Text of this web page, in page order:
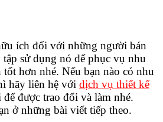
ích đối với những người bán
sử dụng nó để phục vụ nhu
tốt hơn nhé. Nếu bạn nào có nhu
hãy liên hệ với dịch vụ thiết kế
để được trao đổi và làm nhé.
ở những bài viết tiếp theo.